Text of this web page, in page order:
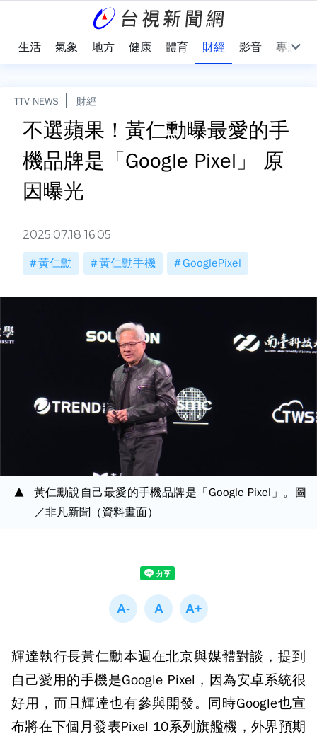
生活 氣象 地方 健康 體育 財經 影音 專題
TTV NEWS 財經
不選蘋果！黃仁勳曝最愛的手
機品牌是「Google Pixel」 原
因曝光
2025.07.18 16:05
黃仁勳 黃仁勳手機 GooglePixel
黃仁勳說自己最愛的手機品牌是「Google Pixel」。圖
／非凡新聞（資料畫面）
輝達執行長黃仁勳本週在北京與媒體對談，提到
自己愛用的手機是Google Pixel，因為安卓系統很
好用，而且輝達也有參與開發。同時Google也宣
布將在下個月發表Pixel 10系列旗艦機，外界預期